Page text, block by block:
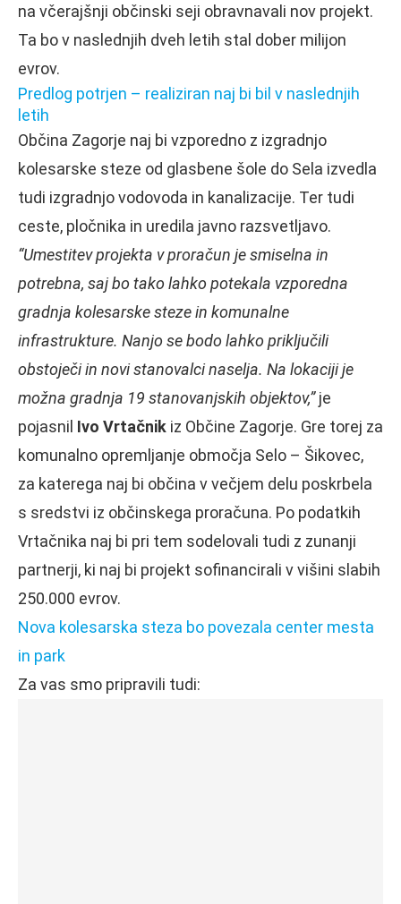
na včerajšnji občinski seji obravnavali nov projekt.
Ta bo v naslednjih dveh letih stal dober milijon
evrov.
Predlog potrjen – realiziran naj bi bil v naslednjih
letih
Občina Zagorje naj bi vzporedno z izgradnjo
kolesarske steze od glasbene šole do Sela izvedla
tudi izgradnjo vodovoda in kanalizacije. Ter tudi
ceste, pločnika in uredila javno razsvetljavo.
“Umestitev projekta v proračun je smiselna in
potrebna, saj bo tako lahko potekala vzporedna
gradnja kolesarske steze in komunalne
infrastrukture. Nanjo se bodo lahko priključili
obstoječi in novi stanovalci naselja. Na lokaciji je
možna gradnja 19 stanovanjskih objektov,”je
pojasnil Ivo Vrtačnik iz Občine Zagorje. Gre torej za
komunalno opremljanje območja Selo – Šikovec,
za katerega naj bi občina v večjem delu poskrbela
s sredstvi iz občinskega proračuna. Po podatkih
Vrtačnika naj bi pri tem sodelovali tudi z zunanji
partnerji, ki naj bi projekt sofinancirali v višini slabih
250.000 evrov.
Nova kolesarska steza bo povezala center mesta
in park
Za vas smo pripravili tudi: